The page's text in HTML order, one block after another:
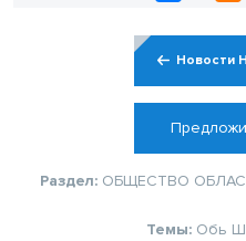
Новости
Раздел: ОБЩЕСТВО
Темы: Обь